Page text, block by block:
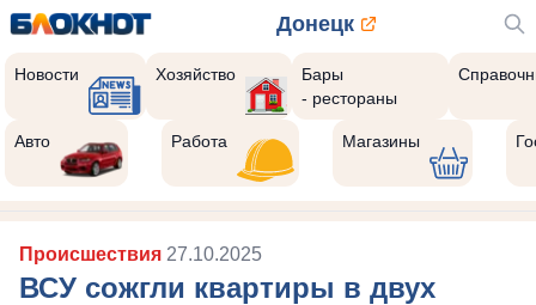
Донецк
Новости Хозяйство
Бары
- рестораны
Авто Работа Магазины
Происшествия 27.10.2025
ВСУ сожгли квартиры в двух